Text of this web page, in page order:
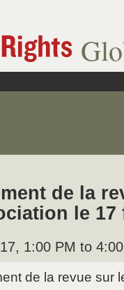
de la
le 17
1:00 PM to
de la revue sur